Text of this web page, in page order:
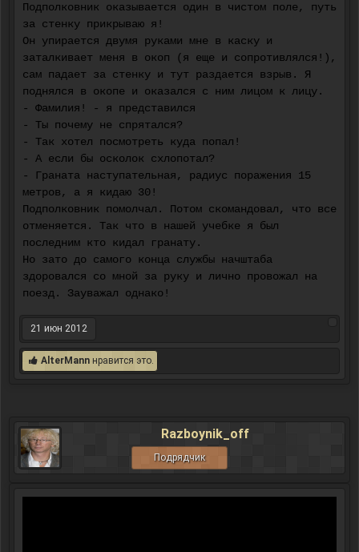
Подполковник оказывается один в чистом поле, путь
за стенку прикрываю я!
Он упирается двумя руками мне в каску и
заталкивает меня в окоп (я еще и сопротивлялся!),
сам падает за стенку и тут раздается взрыв. Я
поднялся в окопе и оказался с ним лицом к лицу.
- Фамилия! - я представился
- Ты почему не спрятался?
- Так хотел посмотреть куда попал!
- А если бы осколок схлопотал?
- Граната наступательная, радиус поражения 15
метров, а я кидаю 30!
Подполковник помолчал. Потом скомандовал, что все
отменяется. Так что в нашей учебке я был
последним кто кидал гранату.
Но зато до самого конца службы начштаба
здоровался со мной за руку и лично провожал на
поезд. Зауважал однако!
21 июн 2012
AlterMann нравится это.
Razboynik_off
Подрядчик